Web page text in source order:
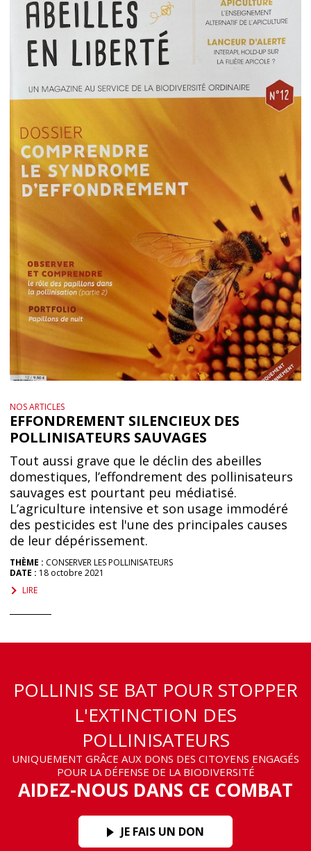
NOS ARTICLES
EFFONDREMENT SILENCIEUX DES
POLLINISATEURS SAUVAGES
Tout aussi grave que le déclin des abeilles
domestiques, l’effondrement des pollinisateurs
sauvages est pourtant peu médiatisé.
L’agriculture intensive et son usage immodéré
des pesticides est l'une des principales causes
de leur dépérissement.
THÈME : CONSERVER LES POLLINISATEURS
DATE : 18 octobre 2021
LIRE
POLLINIS SE BAT POUR STOPPER
L'EXTINCTION DES
POLLINISATEURS
UNIQUEMENT GRÂCE AUX DONS DES CITOYENS ENGAGÉS
POUR LA DÉFENSE DE LA BIODIVERSITÉ
AIDEZ-NOUS DANS CE COMBAT
JE FAIS UN DON